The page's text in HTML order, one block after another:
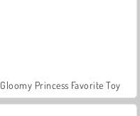
Gloomy Princess Favorite Toy